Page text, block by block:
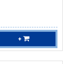
+